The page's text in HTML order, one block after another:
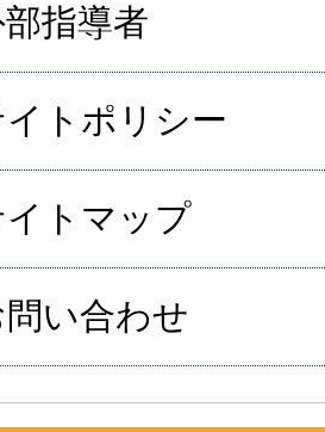
指導者
イトポリシー
イトマップ
問い合わせ